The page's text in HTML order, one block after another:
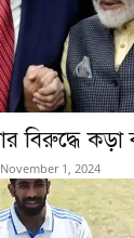
বিরুদ্ধে কড়া
November 1, 2024